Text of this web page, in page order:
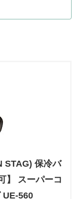
STAG) 保冷バ
】 スーパーコ
UE-560